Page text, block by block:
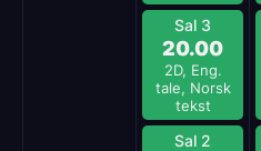
Sal 3
20.00
2D, Eng.
tale, Norsk
tekst
Sal 2